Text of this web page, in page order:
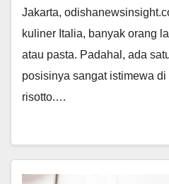
Jakarta,
kuliner Italia, banyak orang
atau pasta. Padahal, ada
posisinya sangat istimewa
risotto.…